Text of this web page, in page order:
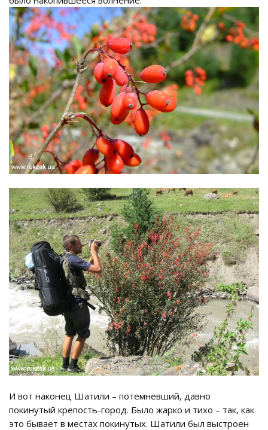
И вот наконец Шатили – потемневший, давно
покинутый крепость-город. Было жарко и тихо – так, как
это бывает в местах покинутых. Шатили был выстроен